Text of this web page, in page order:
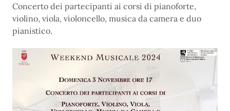
Concerto dei partecipanti ai corsi di pianoforte,
violino, viola, violoncello, musica da camera e duo
pianistico.